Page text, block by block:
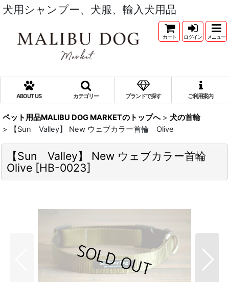
犬用シャンプー、犬服、輸入犬用品
カート ログイン メニュー
ABOUT US カテゴリー ブランドで探す ご利用案内
ペット用品MALIBU DOG MARKETのトップへ > 犬の首輪
>
【Sun Valley】 New ウェブカラー首輪 Olive
【Sun Valley】 New ウェブカラー首輪
Olive [HB-0023]